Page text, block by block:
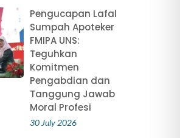
Pengucapan Lafal
Sumpah Apoteker
FMIPA UNS:
Teguhkan
Komitmen
Pengabdian dan
Tanggung Jawab
Moral Profesi
30 July 2026